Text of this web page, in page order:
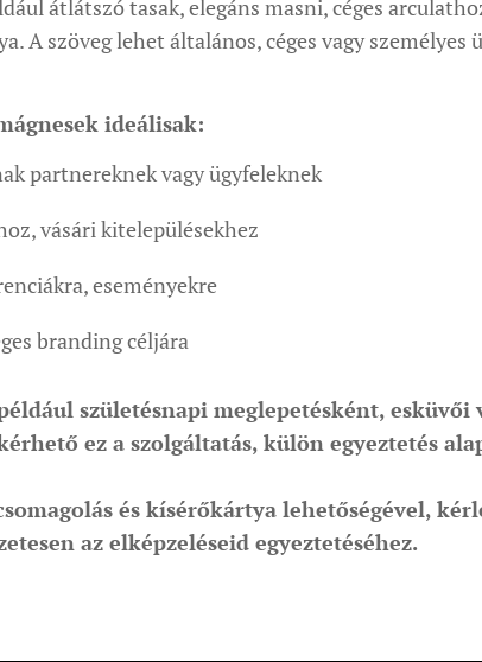
átlátszó tasak, elegáns masni, céges
A szöveg lehet általános, céges vagy személyes
ideálisak:
partnereknek vagy ügyfeleknek
vásári kitelepülésekhez
eseményekre
branding céljára
születésnapi meglepetésként, esküvői
ez a szolgáltatás, külön egyeztetés
és kísérőkártya lehetőségével,
az elképzeléseid egyeztetéséhez.